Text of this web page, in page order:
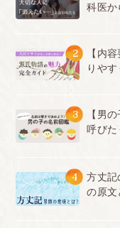
科医か
2
【内
りや
3
【男
呼びた
4
方丈記
の原文